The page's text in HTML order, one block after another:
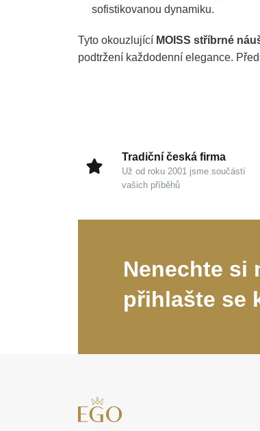
sofistikovanou dynamiku.
Tyto okouzlující MOISS stříbrné
podtržení každodenní elegance.
Tradiční česká firma
Už od roku 2001 jsme součástí
vašich příběhů
Nenechte si
přihlašte se